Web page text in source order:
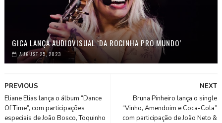
GICA LANÇA AUDIOVISUAL ‘DA ROCINHA PRO MUNDO’
AUGUST 25, 2023
NEXT
Bruna Pinheiro lança o single
“Vinho, Amendoim e Coca-Cola”
com participação de João Neto &
PREVIOUS
Eliane Elias lança o álbum “Dance
Of Time”, com participações
especiais de João Bosco, Toquinho